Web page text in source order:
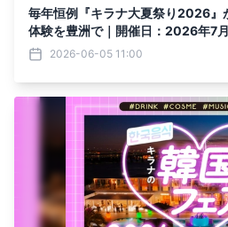
毎年恒例『キラナ大夏祭り2026』
体験を豊洲で｜開催日：2026年7
ナガーデン豊洲】
2026-06-05 11:00